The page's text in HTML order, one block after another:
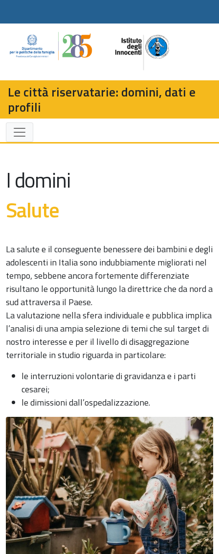
Le città riservatarie: domini, dati e
profili
I domini
Salute
La salute e il conseguente benessere dei bambini e degli
adolescenti in Italia sono indubbiamente migliorati nel
tempo, sebbene ancora fortemente differenziate
risultano le opportunità lungo la direttrice che da nord a
sud attraversa il Paese.
La valutazione nella sfera individuale e pubblica implica
l’analisi di una ampia selezione di temi che sul target di
nostro interesse e per il livello di disaggregazione
territoriale in studio riguarda in particolare:
le interruzioni volontarie di gravidanza e i parti
cesarei;
le dimissioni dall’ospedalizzazione.